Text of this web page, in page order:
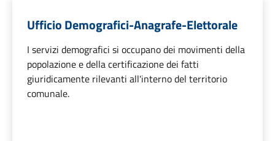
Ufficio Demografici-Anagrafe-Elettorale
I servizi demografici si occupano dei movimenti della
popolazione e della certificazione dei fatti
giuridicamente rilevanti all'interno del territorio
comunale.